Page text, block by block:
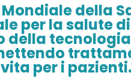
della
per la salute
della
per i pazienti.